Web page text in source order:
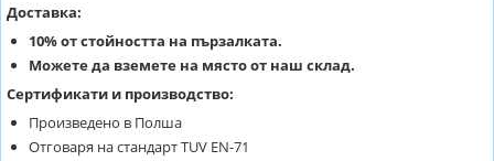
Доставка:
10% от стойността на пързалката.
Можете да вземете на място от наш склад.
Сертификати и производство:
Произведено в Полша
Отговаря на стандарт TUV EN-71